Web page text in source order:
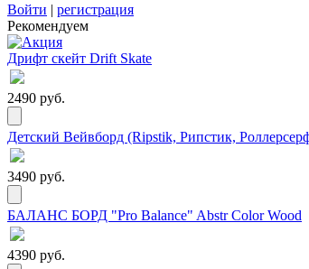
Войти | регистрация
Рекомендуем
Дрифт скейт Drift Skate
2490 руб.
Детский Вейвборд (Ripstik, Рипстик,
3490 руб.
БАЛАНС БОРД "Pro Balance" Abstr Color Wood
4390 руб.